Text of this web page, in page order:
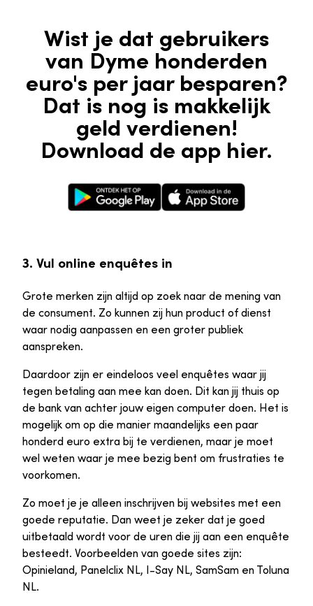
Wist je dat gebruikers
van Dyme honderden
euro's per jaar besparen?
Dat is nog is makkelijk
geld verdienen!
Download de app hier.
Google Play StoreApple App Store
3. Vul online enquêtes in
Grote merken zijn altijd op zoek naar de mening van
de consument. Zo kunnen zij hun product of dienst
waar nodig aanpassen en een groter publiek
aanspreken.
Daardoor zijn er eindeloos veel enquêtes waar jij
tegen betaling aan mee kan doen. Dit kan jij thuis op
de bank van achter jouw eigen computer doen. Het is
mogelijk om op die manier maandelijks een paar
honderd euro extra bij te verdienen, maar je moet
wel weten waar je mee bezig bent om frustraties te
voorkomen.
Zo moet je je alleen inschrijven bij websites met een
goede reputatie. Dan weet je zeker dat je goed
uitbetaald wordt voor de uren die jij aan een enquête
besteedt. Voorbeelden van goede sites zijn:
Opinieland, Panelclix NL, I-Say NL, SamSam en Toluna
NL.